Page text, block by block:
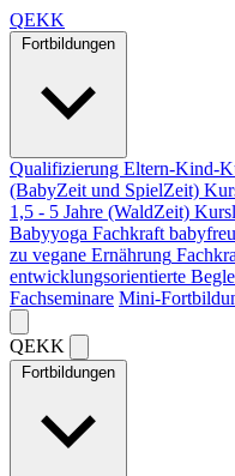
QEKK
Fortbildungen
Qualifizierung Eltern-Kind-
(BabyZeit und SpielZeit)
1,5 - 5 Jahre (WaldZeit)
Babyyoga Fachkraft
zu vegane Ernährung
entwicklungsorientierte
Fachseminare Mini-
QEKK
Fortbildungen